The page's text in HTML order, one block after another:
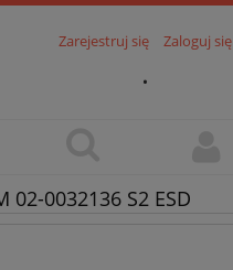
Zarejestruj się Zaloguj się
.
02-0032136 S2 ESD